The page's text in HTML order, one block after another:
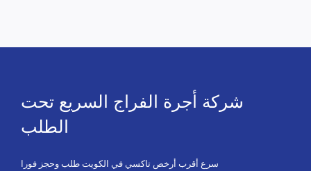
شركة أجرة الفراج السريع تحت
الطلب
سرع أقرب أرخص تاكسي في الكويت طلب وحجز فورا